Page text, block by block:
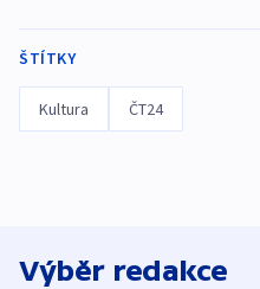
ŠTÍTKY
Kultura ČT24
Výběr redakce